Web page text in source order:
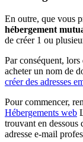
En outre, que vous
hébergement
de créer 1 ou
Par conséquent,
acheter un nom de
créer des adresses
Pour commencer,
Hébergements web
trouvant en
adresse e-mail